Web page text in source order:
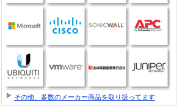
その他、多数のメーカー商品を取り扱ってます